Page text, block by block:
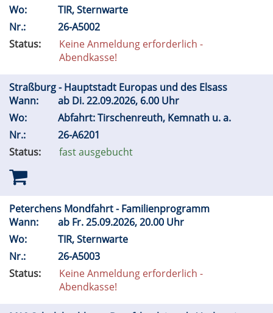
Wo:
TIR, Sternwarte
Nr.:
26-A5002
Status:
Keine Anmeldung erforderlich -
Abendkasse!
Straßburg - Hauptstadt Europas und des Elsass
Wann:
ab Di.22.09.2026, 6.00 Uhr
Wo:
Abfahrt: Tirschenreuth, Kemnath u. a.
Nr.:
26-A6201
Status:
fast ausgebucht
Peterchens Mondfahrt - Familienprogramm
Wann:
ab Fr.25.09.2026, 20.00 Uhr
Wo:
TIR, Sternwarte
Nr.:
26-A5003
Status:
Keine Anmeldung erforderlich -
Abendkasse!